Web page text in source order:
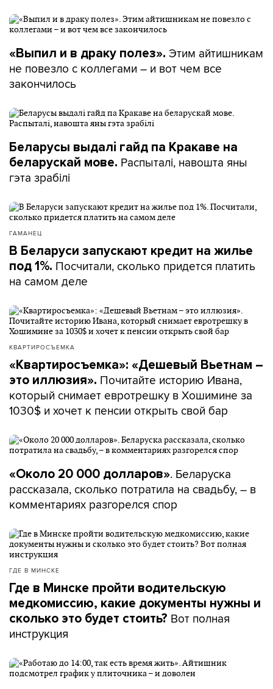
«Выпил и в драку полез». Этим айтишникам
не повезло с коллегами – и вот чем все
закончилось
Беларусы выдалі гайд па Кракаве на
беларускай мове. Распыталі, навошта яны
гэта зрабілі
ГАМАНЕЦ
В Беларуси запускают кредит на жилье
под 1%. Посчитали, сколько придется платить
на самом деле
КВАРТИРОСЪЕМКА
«Квартиросъемка»: «Дешевый Вьетнам –
это иллюзия». Почитайте историю Ивана,
который снимает евротрешку в Хошимине за
1030$ и хочет к пенсии открыть свой бар
«Около 20 000 долларов». Беларуска
рассказала, сколько потратила на свадьбу, – в
комментариях разгорелся спор
ГДЕ В МИНСКЕ
Где в Минске пройти водительскую
медкомиссию, какие документы нужны и
сколько это будет стоить? Вот полная
инструкция